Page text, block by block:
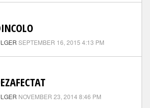
SEPTEMBER 16, 2015 4:13 PM
NOVEMBER 23, 2014 8:46 PM